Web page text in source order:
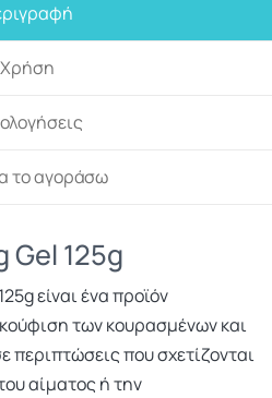
Χρήση
το αγοράσω
125g
125g είναι ένα προϊόν
των κουρασμένων και
περιπτώσεις που σχετίζονται
αίματος ή την